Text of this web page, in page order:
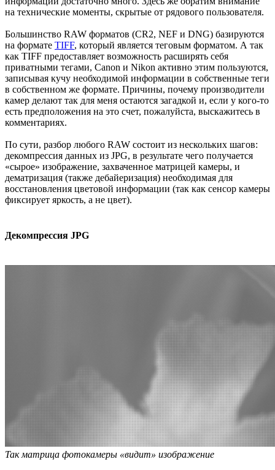
на технические моменты, скрытые от рядового пользователя.
Большинство RAW форматов (CR2, NEF и DNG) базируются
на формате TIFF, который является теговым форматом. А так
как TIFF предоставляет возможность расширять себя
приватными тегами, Canon и Nikon активно этим пользуются,
записывая кучу необходимой информации в собственные теги
в собственном же формате. Причины, почему производители
камер делают так для меня остаются загадкой и, если у кого-то
есть предположения на это счет, пожалуйста, выскажитесь в
комментариях.
По сути, разбор любого RAW состоит из нескольких шагов:
декомпрессия данных из JPG, в результате чего получается
«сырое» изображение, захваченное матрицей камеры, и
дематризация (также дебайеризация) необходимая для
восстановления цветовой информации (так как сенсор камеры
фиксирует яркость, а не цвет).
Декомпрессия JPG
Так матрица фотокамеры «видит» изображение